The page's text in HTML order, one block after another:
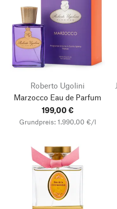
Roberto Ugolini
Marzocco Eau de Parfum
199,00 €
Grundpreis: 1.990,00 €/l